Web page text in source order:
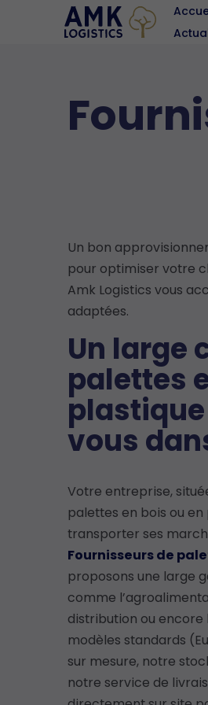
Un bon
pour optimiser votre
Amk Logistics vous
adaptées.
Un large
palettes
vous
Votre entreprise,
palettes en bois ou
transporter ses
Fournisseurs de
proposons une large
comme
distribution ou encore
modèles standards
sur mesure, notre
notre service de